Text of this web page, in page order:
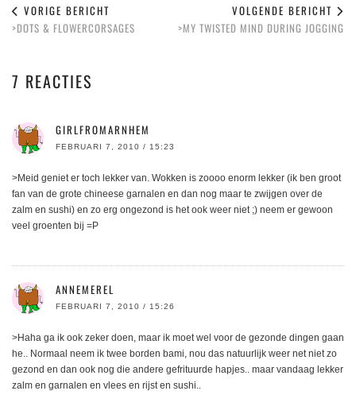
VORIGE BERICHT
>DOTS & FLOWERCORSAGES
VOLGENDE BERICHT
>MY TWISTED MIND DURING JOGGING
7 REACTIES
GIRLFROMARNHEM
FEBRUARI 7, 2010 / 15:23
>Meid geniet er toch lekker van. Wokken is zoooo enorm lekker (ik ben groot
fan van de grote chineese garnalen en dan nog maar te zwijgen over de
zalm en sushi) en zo erg ongezond is het ook weer niet ;) neem er gewoon
veel groenten bij =P
ANNEMEREL
FEBRUARI 7, 2010 / 15:26
>Haha ga ik ook zeker doen, maar ik moet wel voor de gezonde dingen gaan
he.. Normaal neem ik twee borden bami, nou das natuurlijk weer net niet zo
gezond en dan ook nog die andere gefrituurde hapjes.. maar vandaag lekker
zalm en garnalen en vlees en rijst en sushi..